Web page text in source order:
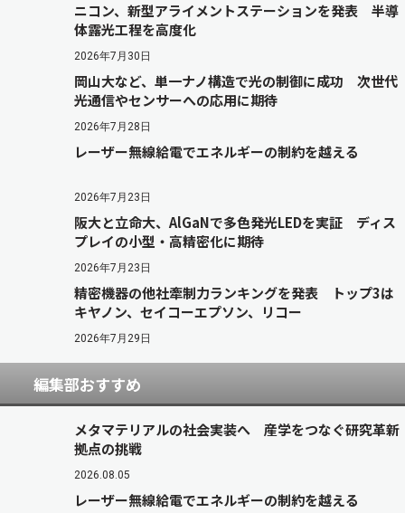
ニコン、新型アライメントステーションを発表 半導
体露光工程を高度化
2026年7月30日
岡山大など、単一ナノ構造で光の制御に成功 次世代
光通信やセンサーへの応用に期待
2026年7月28日
レーザー無線給電でエネルギーの制約を越える
2026年7月23日
阪大と立命大、AlGaNで多色発光LEDを実証 ディス
プレイの小型・高精密化に期待
2026年7月23日
精密機器の他社牽制力ランキングを発表 トップ3は
キヤノン、セイコーエプソン、リコー
2026年7月29日
編集部おすすめ
メタマテリアルの社会実装へ 産学をつなぐ研究革新
拠点の挑戦
2026.08.05
レーザー無線給電でエネルギーの制約を越える